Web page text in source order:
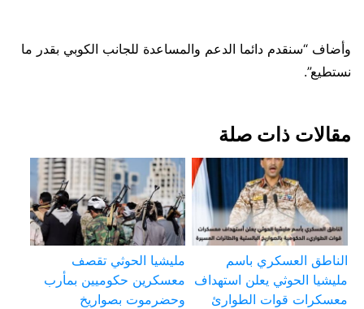
وأضاف “سنقدم دائما الدعم والمساعدة للجانب الكوبي بقدر ما
نستطيع”.
مقالات ذات صلة
الناطق العسكري باسم
مليشيا الحوثي يعلن استهداف
معسكرات قوات الطوارئ
مليشيا الحوثي تقصف
معسكرين حكوميين بمأرب
وحضرموت بصواريخ